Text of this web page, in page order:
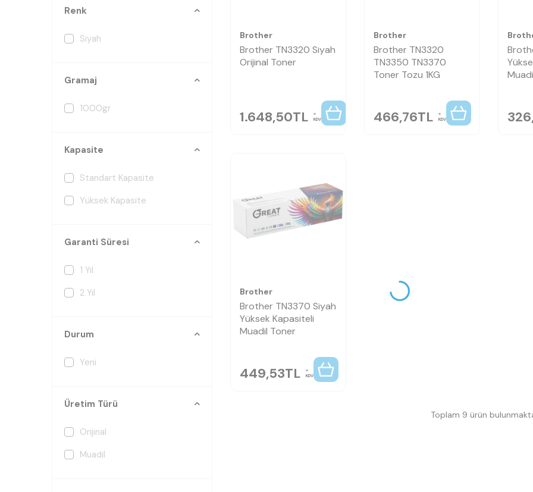
Renk
Siyah
Gramaj
1000gr
Kapasite
Standart Kapasite
Yüksek Kapasite
Garanti Süresi
1 Yıl
2 Yıl
Durum
Yeni
Üretim Türü
Orijinal
Muadil
Brother
Brother TN3320 Siyah
Orijinal Toner
1.648,50TL KDV
Brother
Brother TN3320
TN3350 TN3370
Toner Tozu 1KG
466,76TL KDV
Brother
Brother TN3370 Siyah
Yüksek Kapasiteli
Muadil Toner
449,53TL KDV
Toplam 9 ürün